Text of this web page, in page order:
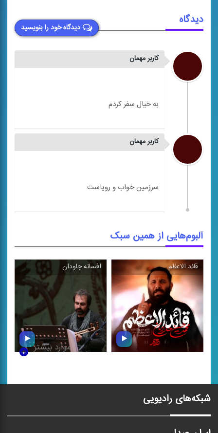
دیدگاه خود را بنویسید
دیدگاه
کاربر مهمان
کاربر مهمان
آلبوم‌هایی از همین سبک
قائد الاعظم\
قائد الاعظم
افسانه جاودان
موارد بیشتر
شبکه‌های رادیویی